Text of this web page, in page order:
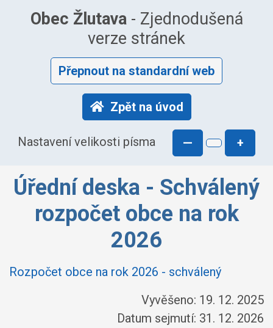
Obec Žlutava- Zjednodušená
verze stránek
Přepnout na standardní web
Zpět na úvod
Nastavení velikosti písma — +
Úřední deska - Schválený
rozpočet obce na rok
2026
Rozpočet obce na rok 2026 - schválený
Vyvěšeno: 19. 12. 2025
Datum sejmutí: 31. 12. 2026